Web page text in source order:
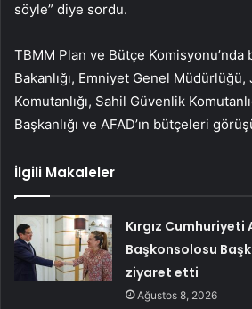
söyle” diye sordu.
TBMM Plan ve Bütçe Komisyonu’nda
Bakanlığı, Emniyet Genel
Komutanlığı, Sahil Güvenlik
Başkanlığı ve AFAD’ın bütçeleri
İlgili Makaleler
Kırgız
Başkonsolosu
ziyaret etti
Ağustos 8, 2026